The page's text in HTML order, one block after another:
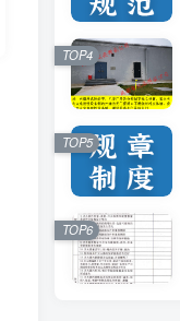
TOP4
TOP5
TOP6
TOP4
TOP5
TOP6